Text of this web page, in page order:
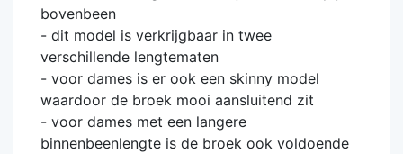
bovenbeen
- dit model is verkrijgbaar in twee
verschillende lengtematen
- voor dames is er ook een skinny model
waardoor de broek mooi aansluitend zit
- voor dames met een langere
binnenbeenlengte is de broek ook voldoende